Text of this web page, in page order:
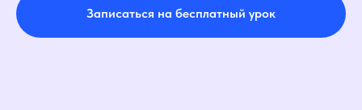
Записаться на бесплатный урок